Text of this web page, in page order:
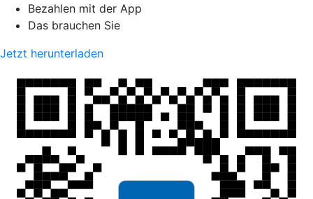
Bezahlen mit der App
Das brauchen Sie
Jetzt herunterladen